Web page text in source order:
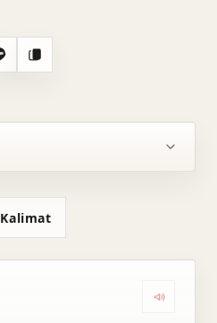
Salin
Kalimat